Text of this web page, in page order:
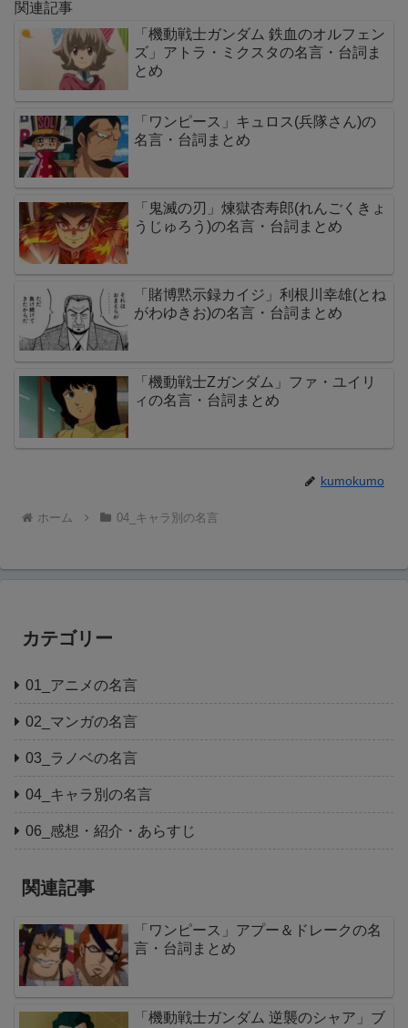
関連記事
「機動戦士ガンダム 鉄血のオルフェン
ズ」アトラ・ミクスタの名言・台詞ま
とめ
「ワンピース」キュロス(兵隊さん)の
名言・台詞まとめ
「鬼滅の刃」煉獄杏寿郎(れんごくきょ
うじゅろう)の名言・台詞まとめ
「賭博黙示録カイジ」利根川幸雄(とね
がわゆきお)の名言・台詞まとめ
「機動戦士Zガンダム」ファ・ユイリ
ィの名言・台詞まとめ
kumokumo
ホーム 04_キャラ別の名言
カテゴリー
01_アニメの名言
02_マンガの名言
03_ラノベの名言
04_キャラ別の名言
06_感想・紹介・あらすじ
関連記事
「ワンピース」アプー＆ドレークの名
言・台詞まとめ
「機動戦士ガンダム 逆襲のシャア」ブ